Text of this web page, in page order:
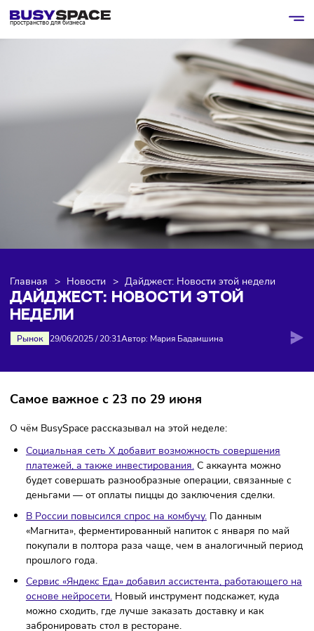
пространство для бизнеса
Главная >
ДАЙДЖЕСТ: НОВОСТИ ЭТОЙ
НЕДЕЛИ
Рынок 29/06/2025/20:31Автор: Мария Бадамшина
Самое важное с 23 по 29 июня
О чём BusySpace рассказывал на этой неделе:
Социальная сеть X добавит возможность совершения
платежей, а также инвестирования.С аккаунта можно
будет совершать разнообразные операции,
деньгами — от оплаты пиццы до заключения сделки.
В России повысился спрос на комбучу.
По данным
«Магнита», ферментированный напиток с января по
покупали в полтора раза чаще, чем в аналогичный
прошлого года.